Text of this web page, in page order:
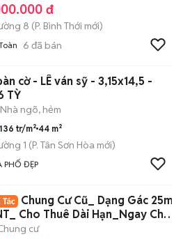
đ
8 (P. Bình Thới mới)
6 đã bán
cờ - LÊ ván sỹ - 3,15x14,5 -
TỲ
Nhà ngõ, hẻm
136 tr/m² 44 m²
1 (P. Tân Sơn Hòa mới)
PHỐ ĐẸP
Chung Cư Cũ_ Dạng Gác 25m2
Cho Thuê Dài Hạn_Ngay Chợ
cư